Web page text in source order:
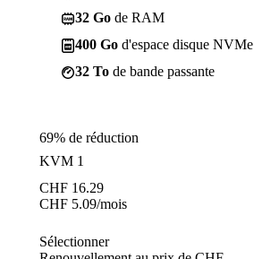
32 Go de RAM
400 Go d'espace disque NVMe
32 To de bande passante
69% de réduction
KVM 1
CHF 16.29
CHF 5.09/mois
Sélectionner